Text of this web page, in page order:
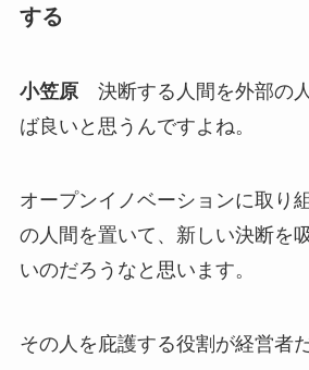
する
小笠原決断する人間を外部の人
ば良いと思うんですよね。
オープンイノベーションに取り
の人間を置いて、新しい決断を
いのだろうなと思います。
その人を庇護する役割が経営者